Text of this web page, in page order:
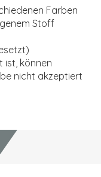
Farben
Stoff
ist, können
nicht akzeptiert